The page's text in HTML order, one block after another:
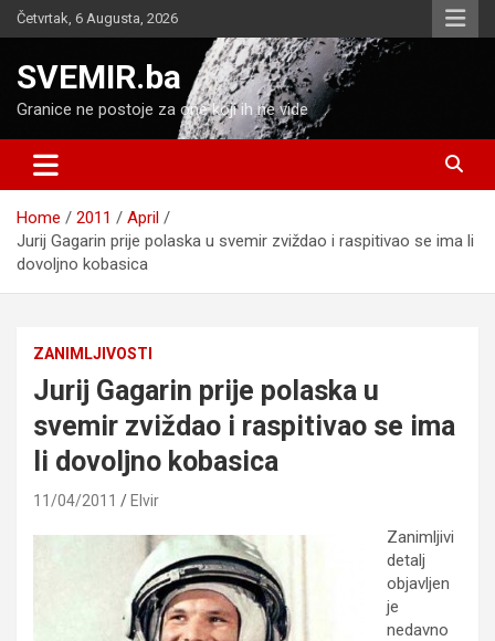
Skip
to
Četvrtak, 6 Augusta, 2026
SVEMIR.ba
Granice ne postoje za one koji ih ne vide
Home 2011
April
Jurij Gagarin prije polaska u svemir zviždao i raspitivao se ima li
dovoljno kobasica
ZANIMLJIVOSTI
Jurij Gagarin prije polaska u
svemir zviždao i raspitivao se ima
li dovoljno kobasica
11/04/2011 Elvir
Zanimljivi
detalj
objavljen
je
nedavno